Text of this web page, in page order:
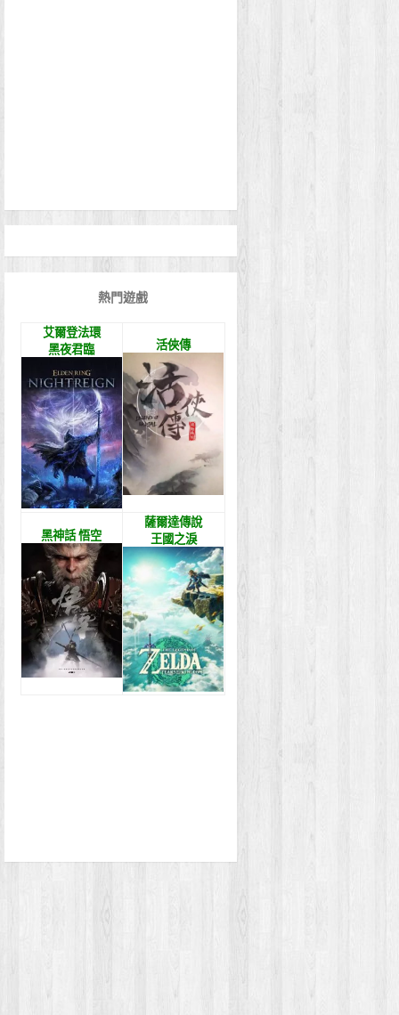
熱門遊戲
艾爾登法環
黑夜君臨
活俠傳
黑神話 悟空
薩爾達傳說
王國之淚